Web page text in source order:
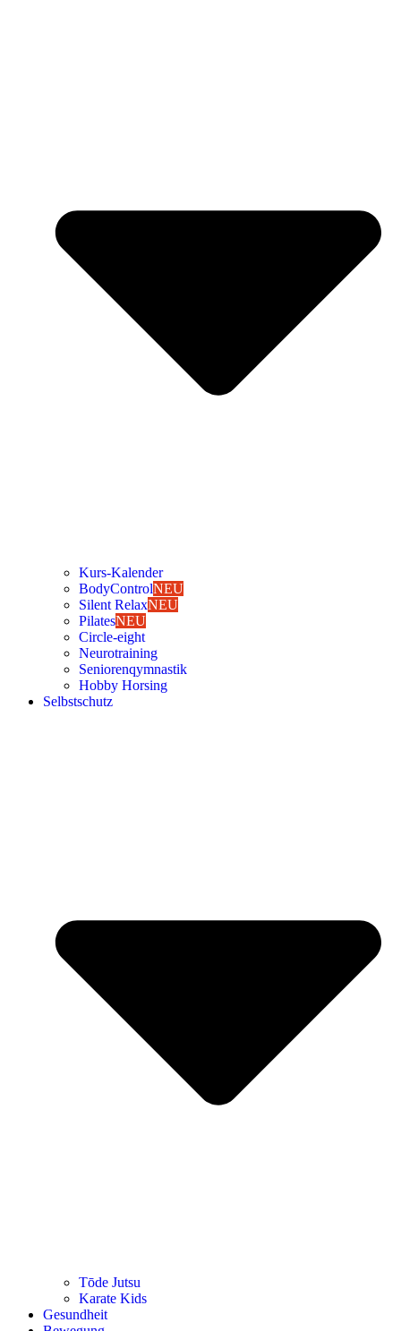
Kurs-Kalen­­der
Body­Con­trolNEU
Silent RelaxNEU
Pila­tesNEU
Cir­cle-eight
Neu­ro­trai­ning
Senio­ren­qym­nas­tik
Hob­by Hor­sing
Selbst­schutz
Tōde Jutsu
Kara­te Kids
Gesund­heit